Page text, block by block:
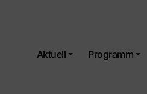
Aktuell Programm